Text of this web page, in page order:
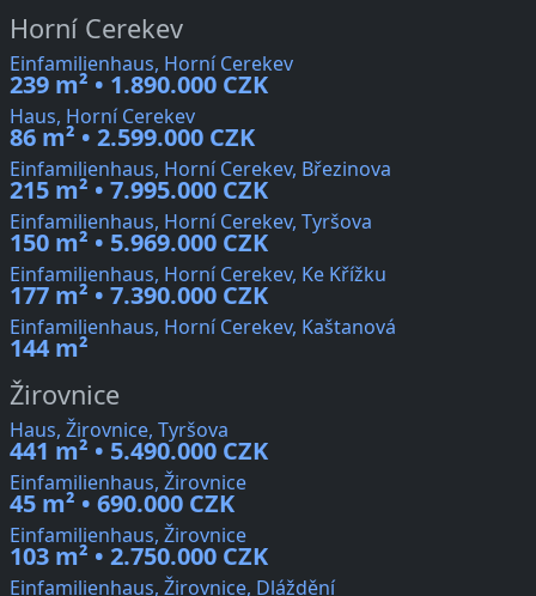
Horní Cerekev
Einfamilienhaus, Horní Cerekev
239 m² • 1.890.000 CZK
Haus, Horní Cerekev
86 m² • 2.599.000 CZK
Einfamilienhaus, Horní Cerekev, Březinova
215 m² • 7.995.000 CZK
Einfamilienhaus, Horní Cerekev, Tyršova
150 m² • 5.969.000 CZK
Einfamilienhaus, Horní Cerekev, Ke Křížku
177 m² • 7.390.000 CZK
Einfamilienhaus, Horní Cerekev, Kaštanová
144 m²
Žirovnice
Haus, Žirovnice, Tyršova
441 m² • 5.490.000 CZK
Einfamilienhaus, Žirovnice
45 m² • 690.000 CZK
Einfamilienhaus, Žirovnice
103 m² • 2.750.000 CZK
Einfamilienhaus, Žirovnice, Dláždění